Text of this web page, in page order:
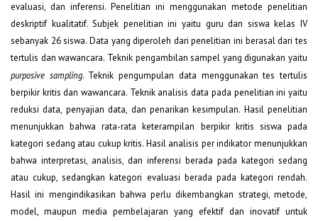
evaluasi, dan inferensi. Penelitian ini menggunakan metode penelitian
deskriptif kualitatif. Subjek penelitian ini yaitu guru dan siswa kelas IV
sebanyak 26 siswa. Data yang diperoleh dari penelitian ini berasal dari tes
tertulis dan wawancara. Teknik pengambilan sampel yang digunakan yaitu
purposive sampling. Teknik pengumpulan data menggunakan tes tertulis
berpikir kritis dan wawancara. Teknik analisis data pada penelitian ini yaitu
reduksi data, penyajian data, dan penarikan kesimpulan. Hasil penelitian
menunjukkan bahwa rata-rata keterampilan berpikir kritis siswa pada
kategori sedang atau cukup kritis. Hasil analisis per indikator menunjukkan
bahwa interpretasi, analisis, dan inferensi berada pada kategori sedang
atau cukup, sedangkan kategori evaluasi berada pada kategori rendah.
Hasil ini mengindikasikan bahwa perlu dikembangkan strategi, metode,
model, maupun media pembelajaran yang efektif dan inovatif untuk